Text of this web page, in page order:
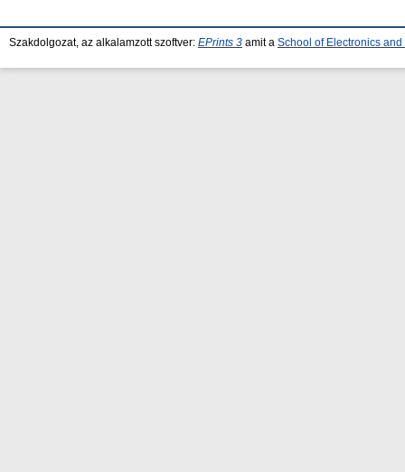
Szakdolgozat, az alkalamzott szoftver: EPrints 3 amit a School of Electronics